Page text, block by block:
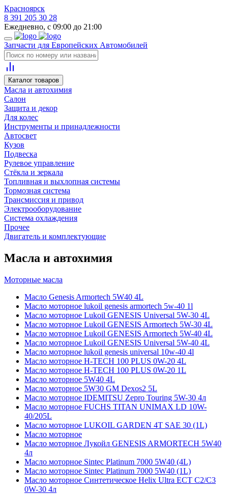
Красноярск
8 391 205 30 28
Ежедневно, с 09:00 до 21:00
Запчасти для Европейских Автомобилей
Каталог товаров
Масла и автохимия
Салон
Защита и декор
Для колес
Инструменты и принадлежности
Автосвет
Кузов
Подвеска
Рулевое управление
Стёкла и зеркала
Топливная и выхлопная системы
Тормозная система
Трансмиссия и привод
Электрооборудование
Система охлаждения
Прочее
Двигатель и комплектующие
Масла и автохимия
Моторные масла
Масло Genesis Armortech 5W40 4L
Масло моторное lukoil genesis armortech 5w-40 1l
Масло моторное Lukoil GENESIS Universal 5W-30 4L
Масло моторное Lukoil GENESIS Armortech 5W-30 4L
Масло моторное Lukoil GENESIS Armortech 5W-40 4L
Масло моторное Lukoil GENESIS Universal 5W-40 4L
Масло моторное lukoil genesis universal 10w-40 4l
Масло моторное H-TECH 100 PLUS 0W-20 4L
Масло моторное H-TECH 100 PLUS 0W-20 1L
Масло моторное 5W40 4L
Масло моторное 5W30 GM Dexos2 5L
Масло моторное IDEMITSU Zepro Touring 5W-30 4л
Масло моторное FUCHS TITAN UNIMAX LD 10W-
40/205L
Масло моторное LUKOIL GARDEN 4Т SAE 30 (1L)
Масло моторное
Масло моторное Лукойл GENESIS ARMORTECH 5W40
4л
Масло моторное Sintec Platinum 7000 5W40 (4L)
Масло моторное Sintec Platinum 7000 5W40 (1L)
Масло моторное Синтетическое Helix Ultra ECT C2/C3
0W-30 4л